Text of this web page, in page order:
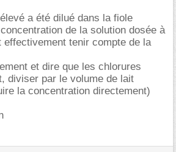
a été dilué dans la fiole
de la solution dosée à
tenir compte de la
et dire que les chlorures
diviser par le volume de lait
la concentration directement)